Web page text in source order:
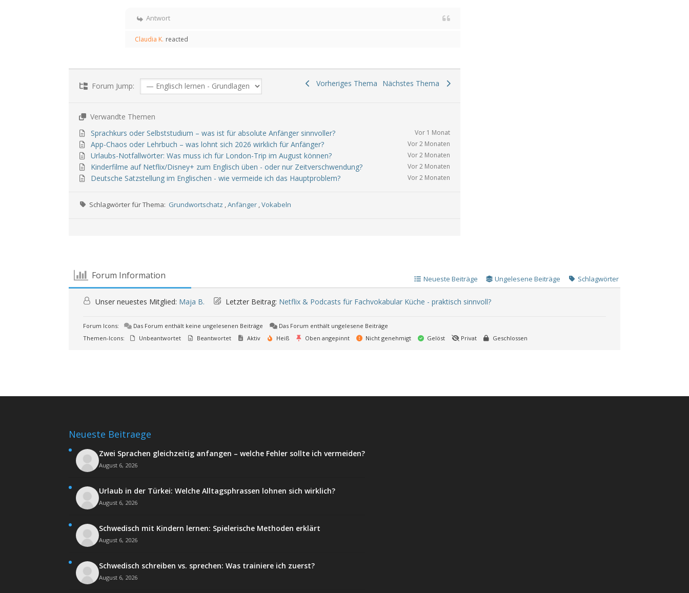
Antwort
Claudia K. reacted
Forum Jump: Vorheriges Thema Nächstes Thema
Verwandte Themen
Sprachkurs oder Selbststudium – was ist für absolute Anfänger sinnvoller?
Vor 1 Monat
App-Chaos oder Lehrbuch – was lohnt sich 2026 wirklich für Anfänger? Vor 2 Monaten
Urlaubs-Notfallwörter: Was muss ich für London-Trip im August können? Vor 2 Monaten
Kinderfilme auf Netflix/Disney+ zum Englisch üben - oder nur Zeitverschwendung? Vor 2 Monaten
Deutsche Satzstellung im Englischen - wie vermeide ich das Hauptproblem? Vor 2 Monaten
Schlagwörter für Thema: Grundwortschatz ,Anfänger ,Vokabeln
Forum Information Neueste Beiträge Ungelesene Beiträge Schlagwörter
Unser neuestes Mitglied: Maja B. Letzter Beitrag: Netflix & Podcasts für Fachvokabular Küche - praktisch sinnvoll?
Forum Icons: Das Forum enthält keine ungelesenen Beiträge
Das Forum enthält ungelesene Beiträge
Themen-Icons:
Unbeantwortet Beantwortet Aktiv Heiß Oben angepinnt Nicht genehmigt Gelöst Privat Geschlossen
Neueste Beitraege
Zwei Sprachen gleichzeitig anfangen – welche Fehler sollte ich vermeiden?
August 6, 2026
Urlaub in der Türkei: Welche Alltagsphrassen lohnen sich wirklich?
August 6, 2026
Schwedisch mit Kindern lernen: Spielerische Methoden erklärt
August 6, 2026
Schwedisch schreiben vs. sprechen: Was trainiere ich zuerst?
August 6, 2026